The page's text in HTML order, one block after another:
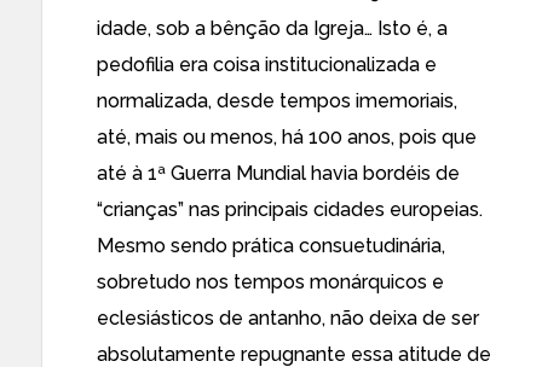
idade, sob a bênção da Igreja… Isto é, a
pedofilia era coisa institucionalizada e
normalizada, desde tempos imemoriais,
até, mais ou menos, há 100 anos, pois que
até à 1ª Guerra Mundial havia bordéis de
“crianças” nas principais cidades europeias.
Mesmo sendo prática consuetudinária,
sobretudo nos tempos monárquicos e
eclesiásticos de antanho, não deixa de ser
absolutamente repugnante essa atitude de